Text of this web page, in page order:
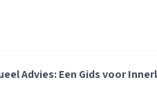
Advies: Een Gids voor